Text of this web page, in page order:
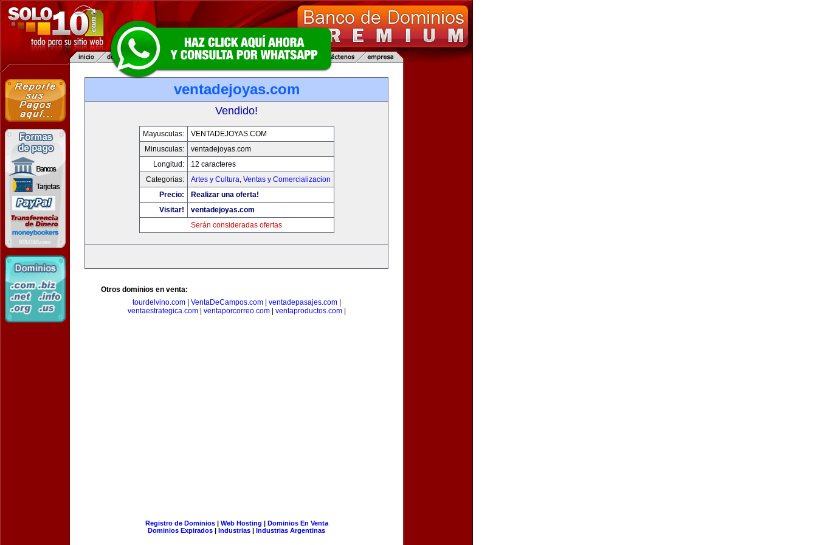
ventadejoyas.com
Vendido!
Mayusculas:
VENTADEJOYAS.COM
Minusculas:
ventadejoyas.com
Longitud:
12 caracteres
Categorias:
Artes y Cultura, Ventas y Comercializacion
Precio:
Realizar una oferta!
Visitar!
ventadejoyas.com
Serán consideradas ofertas
Otros dominios en venta:
tourdelvino.com| VentaDeCampos.com| ventadepasajes.com|
ventaestrategica.com| ventaporcorreo.com| ventaproductos.com|
Registro de Dominios| Web Hosting | Dominios En Venta
Dominios Expirados | Industrias | Industrias Argentinas